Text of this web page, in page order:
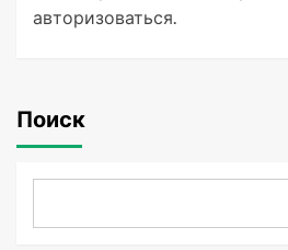
авторизоваться
Поиск